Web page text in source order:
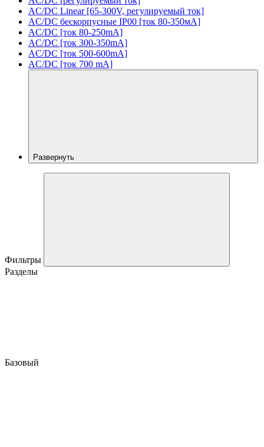
AC/DC Linear [65-300V, регулируемый ток]
AC/DC бескорпусные IP00 [ток 80-350мА]
AC/DC [ток 80-250mA]
AC/DC [ток 300-350mA]
AC/DC [ток 500-600mA]
AC/DC [ток 700 mA]
Развернуть
Фильтры
Разделы
Базовый